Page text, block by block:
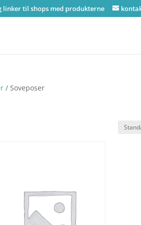
linker til shops med produkterne
/ Soveposer